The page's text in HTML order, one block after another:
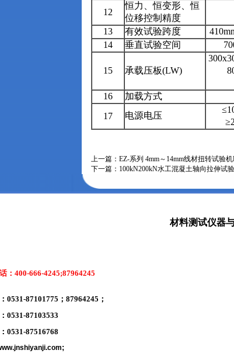
12
恒力、恒变形、恒
位移控制精度
13
有效试验跨度
14
垂直试验空间
15 承载压板(LW)
16
加载方式
17
电源电压
上一篇： EZ-系列 4mm～14mm线材扭转试验机
下一篇： 100kN200kN水工混凝土轴向拉伸试验
材料测试仪器
：400-666-4245;87964245
0531-87101775；87964245；
0531-87103533
0531-87516768
;